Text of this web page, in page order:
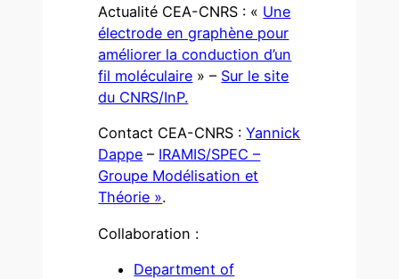
Actualité CEA-CNRS : « Une
électrode en graphène pour
améliorer la conduction d’un
fil moléculaire » – Sur le site
du CNRS/InP.
Contact CEA-CNRS :Yannick
Dappe – IRAMIS/SPEC –
Groupe Modélisation et
Théorie ».
Collaboration :
Department of